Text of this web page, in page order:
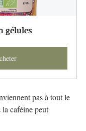
gélules
pas à tout le
la caféine peut